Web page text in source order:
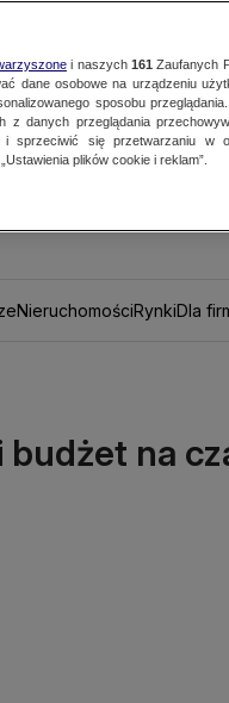
NieruchomościRynkiDla
na
i naszych 161 Zaufanych
dane osobowe na urządzeniu
sposobu
z danych przeglądania
i sprzeciwić się przetwarzaniu w
plików cookie i reklam”.